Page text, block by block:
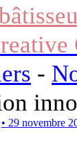
-
• 29 novembre